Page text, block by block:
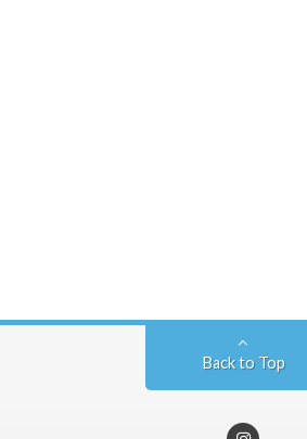
Back to Top